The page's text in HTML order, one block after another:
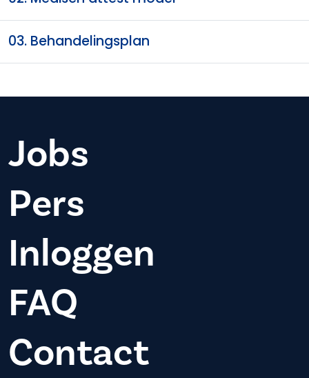
03. Behandelingsplan
Jobs
Pers
Inloggen
FAQ
Contact